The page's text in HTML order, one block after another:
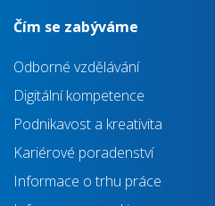
Čím se zabýváme
Odborné vzdělávání
Digitální kompetence
Podnikavost a kreativita
Kariérové poradenství
Informace o trhu práce